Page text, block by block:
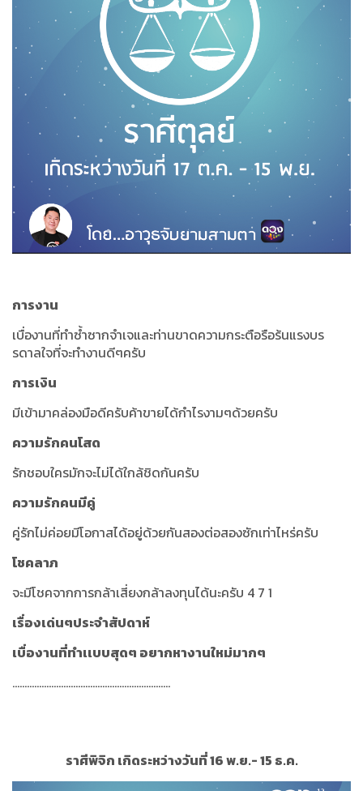
การงาน
เบื่องานที่ทำซ้ำซากจำเจและท่านขาดความกระตือรือร้นแรงบร
รดาลใจที่จะทำงานดีๆครับ
การเงิน
มีเข้ามาคล่องมือดีครับค้าขายได้กำไรงามๆด้วยครับ
ความรักคนโสด
รักชอบใครมักจะไม่ได้ใกล้ชิดกันครับ
ความรักคนมีคู่
คู่รักไม่ค่อยมีโอกาสได้อยู่ด้วยกันสองต่อสองซักเท่าไหร่ครับ
โชคลาภ
จะมีโชคจากการกล้าเสี่ยงกล้าลงทุนได้นะครับ 4 7 1
เรื่องเด่นๆประจำสัปดาห์
เบื่องานที่ทำเเบบสุดๆ อยากหางานใหม่มากๆ
.................................................................
ราศีพิจิก เกิดระหว่างวันที่ 16 พ.ย.- 15 ธ.ค.